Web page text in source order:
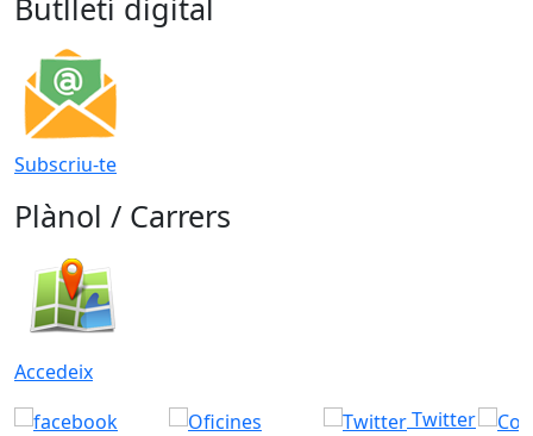
Butlletí digital
Subscriu-te
Plànol / Carrers
Accedeix
Twitter